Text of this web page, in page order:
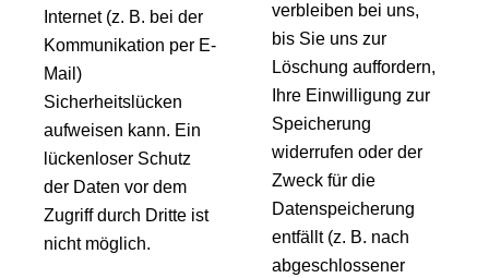
Internet (z. B. bei der
Kommunikation per E-
Mail)
Sicherheitslücken
aufweisen kann. Ein
lückenloser Schutz
der Daten vor dem
Zugriff durch Dritte ist
nicht möglich.
verbleiben bei uns,
bis Sie uns zur
Löschung auffordern,
Ihre Einwilligung zur
Speicherung
widerrufen oder der
Zweck für die
Datenspeicherung
entfällt (z. B. nach
abgeschlossener